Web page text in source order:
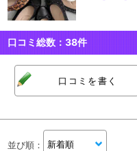
口コミ総数：38件
口コミを書く
並び順 ：